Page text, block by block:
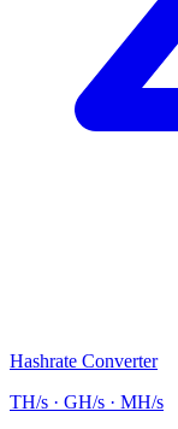
Hashrate Converter
TH/s · GH/s · MH/s